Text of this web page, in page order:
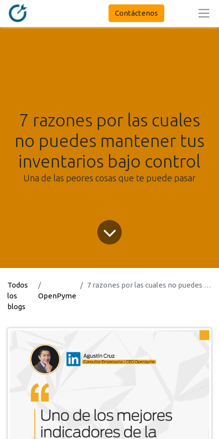
Contáctenos
7 razones por las cuales
no puedes mantener tus
inventarios bajo control
Una de las peores cosas que te puede pasar
Todos
los
blogs
OpenPyme
7 razones por las cuales no puedes mantener tus inventarios bajo control